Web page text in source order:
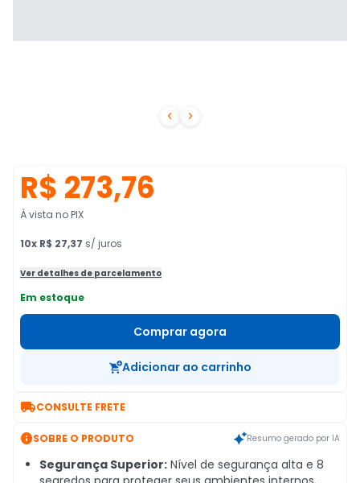
 
R$ 273,76
À vista no PIX
10x R$ 27,37 s/ juros
Ver detalhes de parcelamento
Em estoque
Comprar agora
Adicionar ao carrinho
CONSULTE FRETE
SOBRE O PRODUTO Resumo gerado por IA
Segurança Superior: Nível de segurança alta e 8